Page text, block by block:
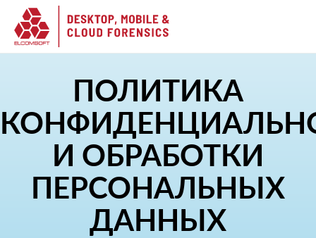
ПОЛИТИКА
И ОБРАБОТКИ
ПЕРСОНАЛЬНЫХ
ДАННЫХ